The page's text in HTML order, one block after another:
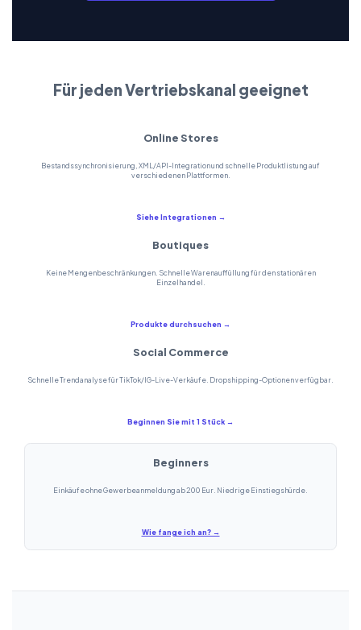
Für jeden Vertriebskanal geeignet
Online Stores
Bestandssynchronisierung, XML/API-Integration und schnelle Produktlistung auf
verschiedenen Plattformen.
Siehe Integrationen →
Boutiques
Keine Mengenbeschränkungen. Schnelle Warenauffüllung für den stationären
Einzelhandel.
Produkte durchsuchen →
Social Commerce
Schnelle Trendanalyse für TikTok/IG-Live-Verkäufe. Dropshipping-Optionen verfügbar.
Beginnen Sie mit 1 Stück →
Beginners
Einkäufe ohne Gewerbeanmeldung ab 200 Eur. Niedrige Einstiegshürde.
Wie fange ich an? →